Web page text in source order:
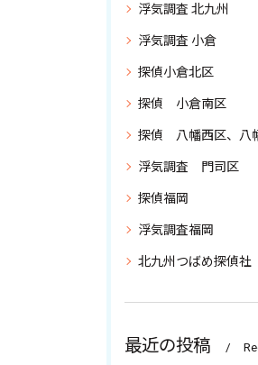
浮気調査 北九州
浮気調査 小倉
探偵小倉北区
探偵 小倉南区
探偵 八幡西区、八
浮気調査 門司区
探偵福岡
浮気調査福岡
北九州つばめ探偵社
最近の投稿